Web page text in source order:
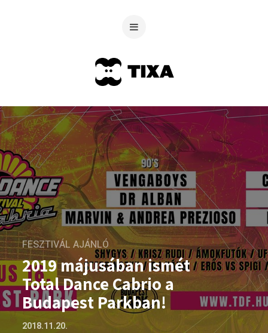
FESZTIVÁL AJÁNLÓ
2019 májusában ismét
Total Dance Cabrio a
Budapest Parkban!
2018.11.20.